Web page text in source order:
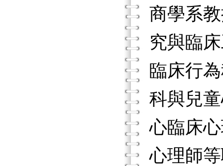
商學系
究與臨
臨床行
科與兒
心臨床
心理師